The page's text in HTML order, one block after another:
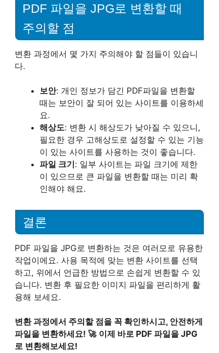
PDF 파일을 JPG로 변환할 때
주의할 점
변환 과정에서 몇 가지 주의해야 할 점들이 있습니
다.
보안: 개인 정보가 담긴 PDF파일을 변환할
때는 보안이 잘 되어 있는 사이트를 이용하세
요.
해상도: 변환 시 해상도가 낮아질 수 있으니,
필요한 경우 고해상도로 설정할 수 있는 기능
이 있는 사이트를 사용하는 것이 좋습니다.
파일 크기 : 일부 사이트는 파일 크기에 제한
이 있으므로 큰 파일을 변환할 때는 미리 확
인해야 해요.
결론
PDF 파일을 JPG로 변환하는 것은 여러모로 유용한
작업이에요. 사용 목적에 맞는 변환 사이트를 선택
하고, 위에서 언급한 방법으로 손쉽게 변환할 수 있
습니다. 변환 후 필요한 이미지 파일을 편리하게 활
용해 보세요.
변환 과정에서 주의할 점을 꼭 확인하시고, 안전하게
파일을 변환하세요! 🚀 이제 바로 PDF 파일을 JPG
로 변환해보세요!